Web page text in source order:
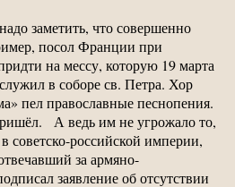
заметить, что совершенно
посол Франции при
на мессу, которую 19 марта
в соборе св. Петра. Хор
пел православные песнопения.
А ведь им не угрожало то,
советско-российской империи,
за армяно-
заявление об отсутствии